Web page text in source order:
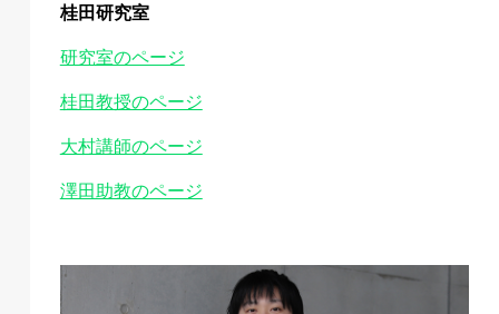
桂田研究室
研究室のページ
桂田教授のページ
大村講師のページ
澤田助教のページ